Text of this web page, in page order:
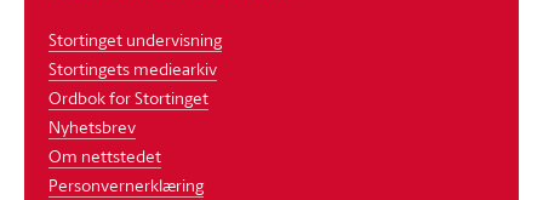
Stortinget undervisning
Stortingets mediearkiv
Ordbok for Stortinget
Nyhetsbrev
Om nettstedet
Personvernerklæring